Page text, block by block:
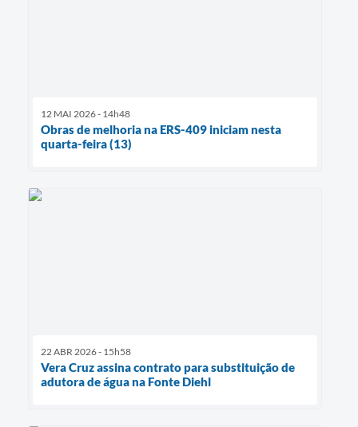
12 MAI 2026 - 14h48
Obras de melhoria na ERS-409 iniciam nesta
quarta-feira (13)
22 ABR 2026 - 15h58
Vera Cruz assina contrato para substituição de
adutora de água na Fonte Diehl